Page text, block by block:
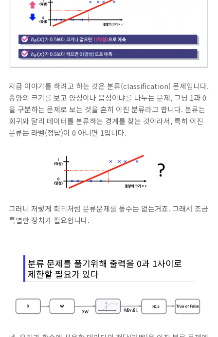
지금 이야기를 하려고 하는 것은 분류(classification) 문제입니다.
종양의 크기를 보고 양성이나 음성이냐를 나누는 문제, 그냥 1과 0
을 구분하는 문제로 보는 것을 흔히 이진 분류라고 합니다. 분류는
회귀와 달리 데이터를 분류하는 경계를 찾는 것이라서, 특히 이진
분류는 라벨(정답)이 0 아니면 1입니다.
그러니 저렇게 회귀처럼 분류문제를 풀수는 없는거죠. 그래서 조금
특별한 장치가 필요합니다.
분류 문제를 풀기위해 출력을 0과 1사이로
제한할 필요가 있다